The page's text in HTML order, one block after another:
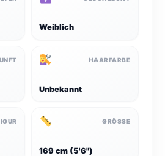
Weiblich
HAARFARBE
Unbekannt
GRÖSSE
169 cm (5'6")